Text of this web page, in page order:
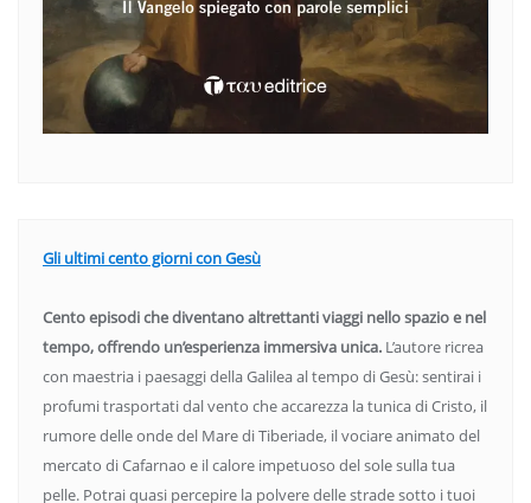
Gli ultimi cento giorni con Gesù
Cento episodi che diventano altrettanti viaggi nello spazio e nel
tempo, offrendo un’esperienza immersiva unica. L’autore ricrea
con maestria i paesaggi della Galilea al tempo di Gesù: sentirai i
profumi trasportati dal vento che accarezza la tunica di Cristo, il
rumore delle onde del Mare di Tiberiade, il vociare animato del
mercato di Cafarnao e il calore impetuoso del sole sulla tua
pelle. Potrai quasi percepire la polvere delle strade sotto i tuoi